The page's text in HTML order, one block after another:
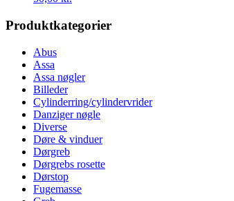
Produktkategorier
Abus
Assa
Assa nøgler
Billeder
Cylinderring/cylindervrider
Danziger nøgle
Diverse
Døre & vinduer
Dørgreb
Dørgrebs rosette
Dørstop
Fugemasse